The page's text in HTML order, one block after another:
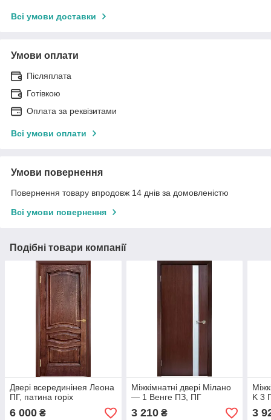
Всі умови доставки
Умови оплати
Післяплата
Готівкою
Оплата за реквізитами
Всі умови оплати
Умови повернення
Повернення товару впродовж 14 днів за домовленістю
Всі умови повернення
Подібні товари компанії
Двері всерединінея Леона
ПГ, патина горіх
6 000 ₴
Міжкімнатні двері Мілано
— 1 Венге ПЗ, ПГ
3 210₴
K 3
3